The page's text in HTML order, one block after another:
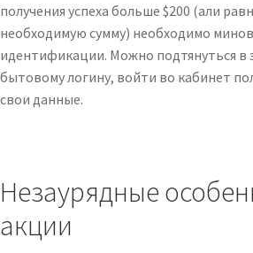
получения успеха больше $200 (али
необходимую сумму) необходимо
идентификации. Можно подтянуться в
бытовому логину, войти во кабинет
свои данные.
Незаурядные
акции